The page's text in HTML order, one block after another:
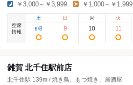
￥3,000～￥3,999 ￥1,000～￥1,999
空席
情報
土
8/8
日
9
月
10
火
11
雑賀 北千住駅前店
北千住駅 139m / 焼き鳥、もつ焼き、居酒屋